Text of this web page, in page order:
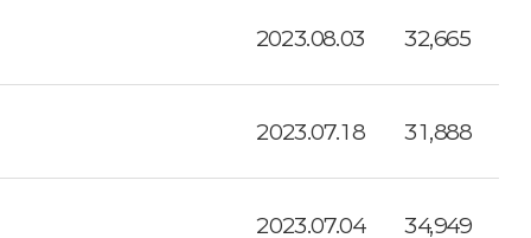
2023.08.03 32,665
2023.07.18 31,888
2023.07.04 34,949